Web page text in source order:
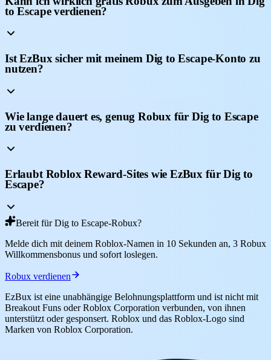
to Escape verdienen?
Ist EzBux sicher mit meinem Dig to Escape-Konto zu
nutzen?
Wie lange dauert es, genug Robux für Dig to Escape
zu verdienen?
Erlaubt Roblox Reward-Sites wie EzBux für Dig to
Escape?
Bereit für Dig to Escape-Robux?
Melde dich mit deinem Roblox-Namen in 10 Sekunden an, 3 Robux
Willkommensbonus und sofort loslegen.
Robux verdienen
EzBux ist eine unabhängige Belohnungsplattform und ist nicht mit
Breakout Funs oder Roblox Corporation verbunden, von ihnen
unterstützt oder gesponsert. Roblox und das Roblox-Logo sind
Marken von Roblox Corporation.